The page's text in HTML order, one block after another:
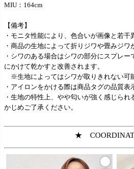
MIU：164cm
【備考】
・モニタ性能により、色合いが画像と若干
・商品の生地によって折りジワや畳みジワ
・シワのある場合はシワの部分にスプレ
にかけて乾かすと改善されます。
※生地によってはシワが取りきれない可
・アイロンをかける際は商品タグの品質表
・生地の特性上、やや匂いが強く感じら
かじめご了承ください。
★